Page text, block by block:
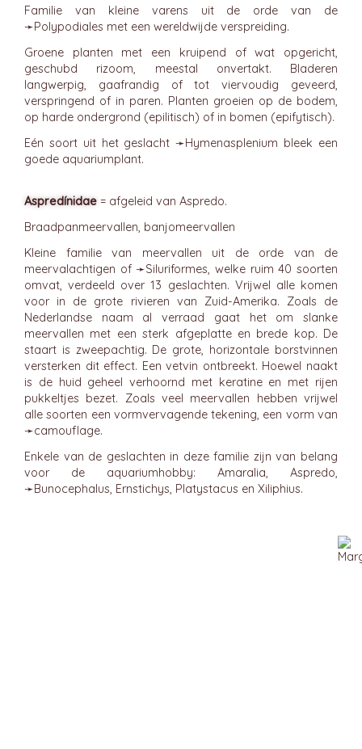
Familie van kleine varens uit de orde van de
➛Polypodiales met een wereldwijde verspreiding.
Groene planten met een kruipend of wat opgericht,
geschubd rizoom, meestal onvertakt. Bladeren
langwerpig, gaafrandig of tot viervoudig geveerd,
verspringend of in paren. Planten groeien op de bodem,
op harde ondergrond (epilitisch) of in bomen (epifytisch).
Eén soort uit het geslacht ➛Hymenasplenium bleek een
goede aquariumplant.
Aspredínidae = afgeleid van Aspredo.
Braadpanmeervallen, banjomeervallen
Kleine familie van meervallen uit de orde van de
meervalachtigen of ➛Siluriformes, welke ruim 40 soorten
omvat, verdeeld over 13 geslachten. Vrijwel alle komen
voor in de grote rivieren van Zuid-Amerika. Zoals de
Nederlandse naam al verraad gaat het om slanke
meervallen met een sterk afgeplatte en brede kop. De
staart is zweepachtig. De grote, horizontale borstvinnen
versterken dit effect. Een vetvin ontbreekt. Hoewel naakt
is de huid geheel verhoornd met keratine en met rijen
pukkeltjes bezet. Zoals veel meervallen hebben vrijwel
alle soorten een vormvervagende tekening, een vorm van
➛camouflage.
Enkele van de geslachten in deze familie zijn van belang
voor de aquariumhobby: Amaralia, Aspredo,
➛Bunocephalus, Ernstichys, Platystacus en Xiliphius.